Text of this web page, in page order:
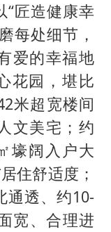
“匠造健康幸
每处细节，
爱的幸福地
花园，堪比
米超宽楼间
文美宅；约
壕阔入户大
住舒适度；
通透、约10-
宽、合理进